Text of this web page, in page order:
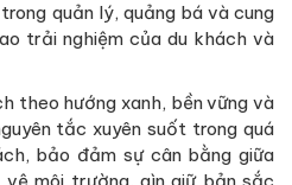
quản lý, quảng bá và cung
trải nghiệm của du khách và
theo hướng xanh, bền vững và
tắc xuyên suốt trong quá
bảo đảm sự cân bằng giữa